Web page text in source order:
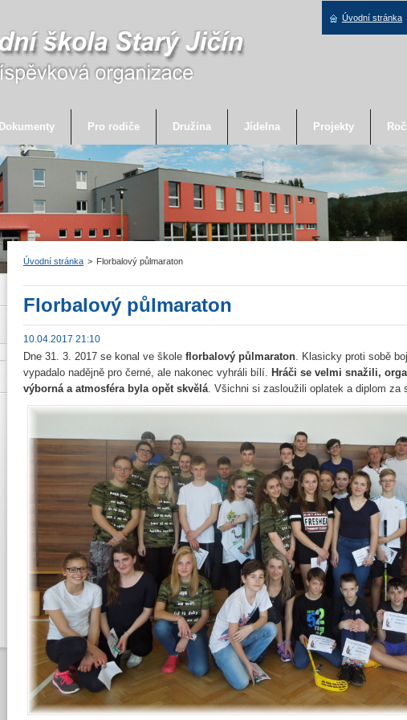
Úvodní stránka > Florbalový půlmaraton
Florbalový půlmaraton
10.04.2017 21:10
Dne 31. 3. 2017 se konal ve škole florbalový půlmaraton. Klasicky proti sobě
vypadalo nadějně pro černé, ale nakonec vyhráli bílí. Hráči se velmi snažili,
výborná a atmosféra byla opět skvělá. Všichni si zasloužili oplatek a diplom za
Dokumenty Pro rodiče Družina Jídelna Projekty
Úvodní stránka